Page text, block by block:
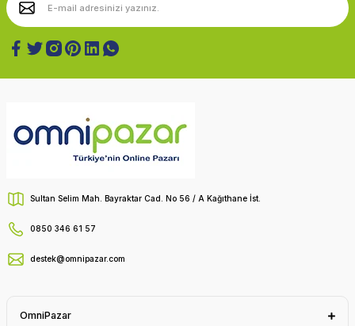
Sultan Selim Mah. Bayraktar Cad. No 56 / A Kağıthane İst.
0850 346 61 57
destek@omnipazar.com
OmniPazar